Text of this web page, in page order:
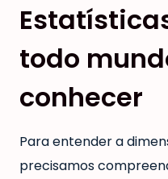
todo
conhecer
Para entender a
precisamos